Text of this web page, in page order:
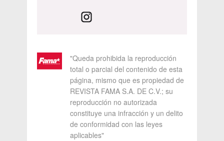
"Queda prohibida la reproducción
total o parcial del contenido de esta
página, mismo que es propiedad de
REVISTA FAMA S.A. DE C.V.; su
reproducción no autorizada
constituye una infracción y un delito
de conformidad con las leyes
aplicables"